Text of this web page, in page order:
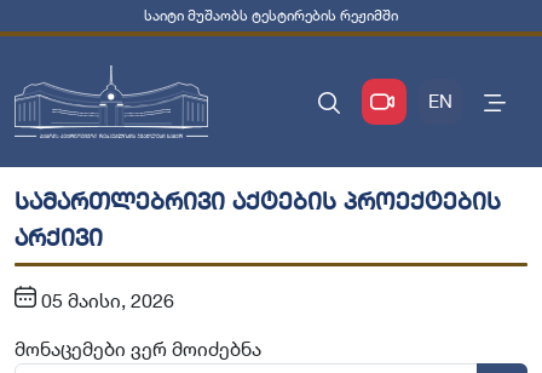
საიტი მუშაობს ტესტირების რეჟიმში
EN
სამართლებრივი აქტების პროექტების
არქივი
05 მაისი, 2026
მონაცემები ვერ მოიძებნა